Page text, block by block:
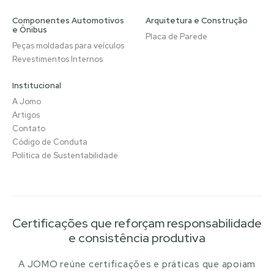
Componentes Automotivos
e Ônibus
Peças moldadas para veículos
Revestimentos Internos
Arquitetura e Construção
Placa de Parede
Institucional
A Jomo
Artigos
Contato
Código de Conduta
Política de Sustentabilidade
Certificações que reforçam responsabilidade
e consistência produtiva
A JOMO reúne certificações e práticas que apoiam